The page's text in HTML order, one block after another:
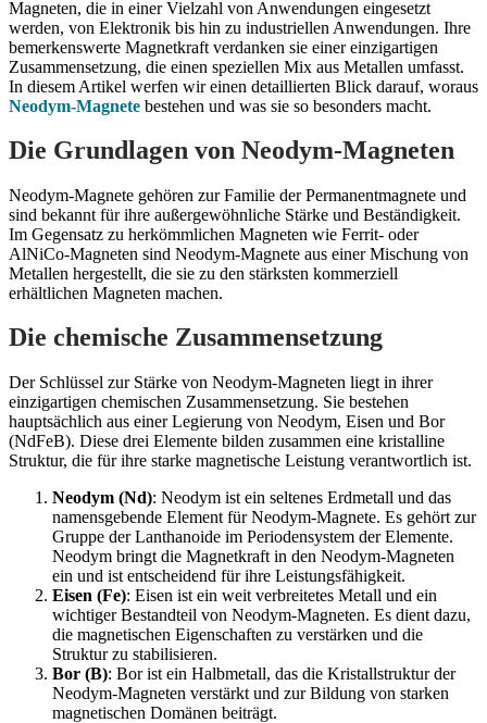
Magneten, die in einer Vielzahl von Anwendungen eingesetzt
werden, von Elektronik bis hin zu industriellen Anwendungen. Ihre
bemerkenswerte Magnetkraft verdanken sie einer einzigartigen
Zusammensetzung, die einen speziellen Mix aus Metallen umfasst.
In diesem Artikel werfen wir einen detaillierten Blick darauf, woraus
Neodym-Magnete bestehen und was sie so besonders macht.
Die Grundlagen von Neodym-Magneten
Neodym-Magnete gehören zur Familie der Permanentmagnete und
sind bekannt für ihre außergewöhnliche Stärke und Beständigkeit.
Im Gegensatz zu herkömmlichen Magneten wie Ferrit- oder
AlNiCo-Magneten sind Neodym-Magnete aus einer Mischung von
Metallen hergestellt, die sie zu den stärksten kommerziell
erhältlichen Magneten machen.
Die chemische Zusammensetzung
Der Schlüssel zur Stärke von Neodym-Magneten liegt in ihrer
einzigartigen chemischen Zusammensetzung. Sie bestehen
hauptsächlich aus einer Legierung von Neodym, Eisen und Bor
(NdFeB). Diese drei Elemente bilden zusammen eine kristalline
Struktur, die für ihre starke magnetische Leistung verantwortlich ist.
Neodym (Nd): Neodym ist ein seltenes Erdmetall und das
namensgebende Element für Neodym-Magnete. Es gehört zur
Gruppe der Lanthanoide im Periodensystem der Elemente.
Neodym bringt die Magnetkraft in den Neodym-Magneten
ein und ist entscheidend für ihre Leistungsfähigkeit.
Eisen (Fe): Eisen ist ein weit verbreitetes Metall und ein
wichtiger Bestandteil von Neodym-Magneten. Es dient dazu,
die magnetischen Eigenschaften zu verstärken und die
Struktur zu stabilisieren.
Bor (B): Bor ist ein Halbmetall, das die Kristallstruktur der
Neodym-Magneten verstärkt und zur Bildung von starken
magnetischen Domänen beiträgt.